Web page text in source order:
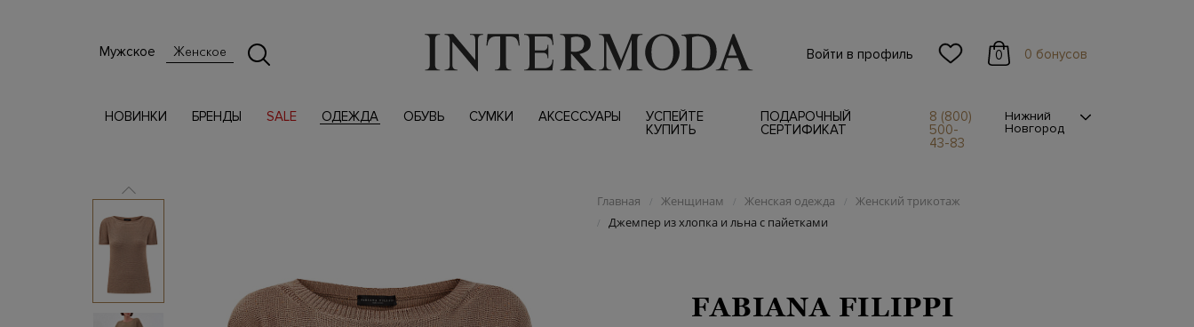
Мужское Женское Войти в профиль 0 0 бонусов
НОВИНКИ БРЕНДЫ SALE ОДЕЖДА ОБУВЬ СУМКИ АКСЕССУАРЫ
УСПЕЙТЕ
КУПИТЬ
ПОДАРОЧНЫЙ
СЕРТИФИКАТ
8 (800)
500-
43-83
Нижний
Новгород
Главная / Женщинам / Женская одежда / Женский трикотаж
/ Джемпер из хлопка и льна с пайетками
FABIANA FILIPPI